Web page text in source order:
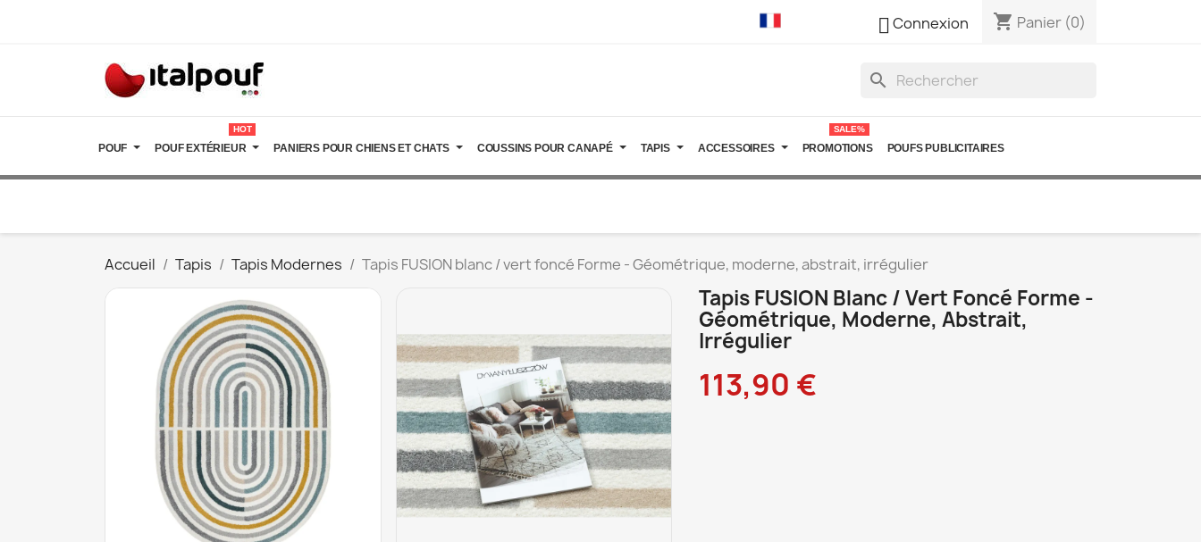
Connexion shopping_cart Panier (0)
search
POUF POUF EXTÉRIEUR
HOT
PANIERS POUR CHIENS ET CHATS COUSSINS POUR CANAPÉ TAPIS ACCESSOIRES PROMOTIONS
SALE%
POUFS PUBLICITAIRES
Accueil Tapis Tapis Modernes Tapis FUSION blanc / vert foncé Forme - Géométrique, moderne, abstrait, irrégulier
Tapis FUSION Blanc / Vert Foncé Forme -
Géométrique, Moderne, Abstrait,
Irrégulier
113,90 €